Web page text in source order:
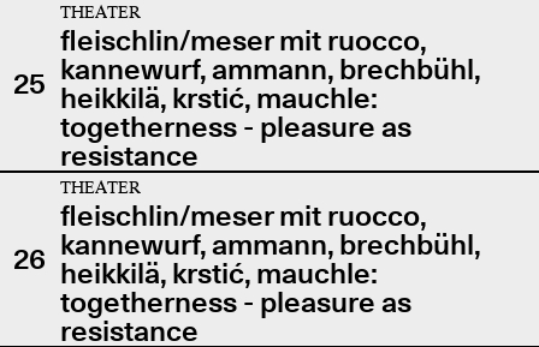
25
THEATER
fleischlin/meser mit ruocco,
kannewurf, ammann, brechbühl,
heikkilä, krstić, mauchle:
togetherness - pleasure as
resistance
26
THEATER
fleischlin/meser mit ruocco,
kannewurf, ammann, brechbühl,
heikkilä, krstić, mauchle:
togetherness - pleasure as
resistance